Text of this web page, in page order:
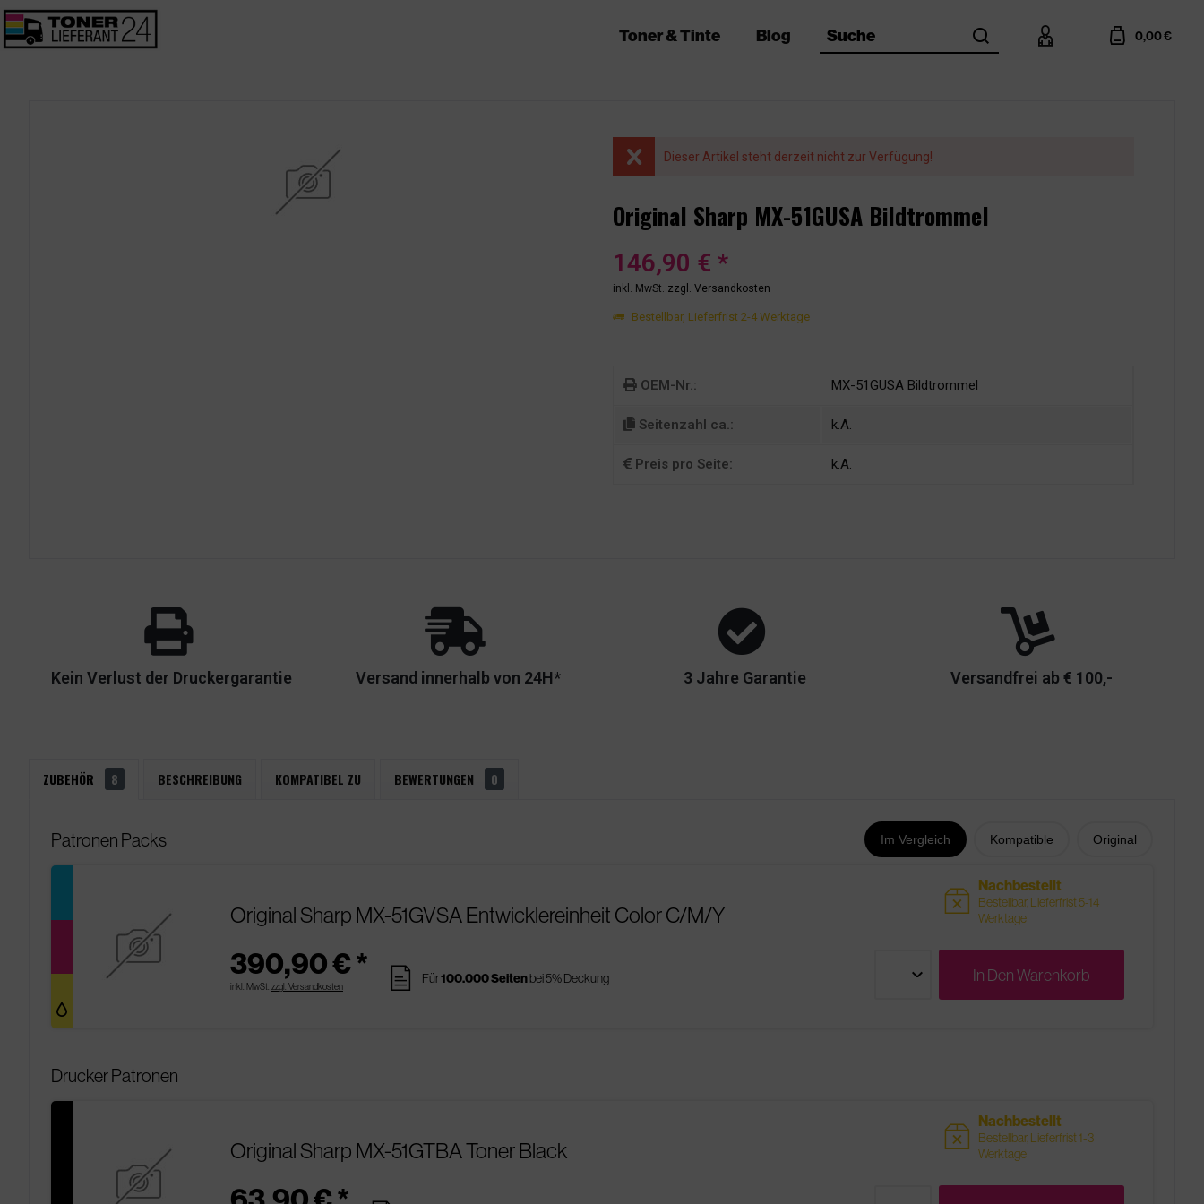
Toner & Tinte Blog Suche search account cart 0,00 €
Dieser Artikel steht derzeit nicht zur Verfügung!
Original Sharp MX-51GUSA Bildtrommel
146,90 € *
inkl. MwSt. zzgl. Versandkosten
Bestellbar, Lieferfrist 2-4 Werktage
OEM-Nr.: MX-51GUSA Bildtrommel
Seitenzahl ca.: k.A.
Preis pro Seite: k.A.
Kein Verlust der Druckergarantie Versand innerhalb von 24H* 3 Jahre Garantie Versandfrei ab € 100,-
ZUBEHÖR 8 BESCHREIBUNG KOMPATIBEL ZU BEWERTUNGEN 0
Im Vergleich Kompatible Original
Patronen Packs
Original Sharp MX-51GVSA Entwicklereinheit Color C/M/Y
390,90 € *
inkl. MwSt. zzgl. Versandkosten pages Für100.000 Seitenbei 5% Deckung
sold Nachbestellt
Bestellbar, Lieferfrist 5-14
Werktage
In DenWarenkorb
Drucker Patronen
Original Sharp MX-51GTBA Toner Black sold Nachbestellt
Bestellbar, Lieferfrist 1-3
Werktage